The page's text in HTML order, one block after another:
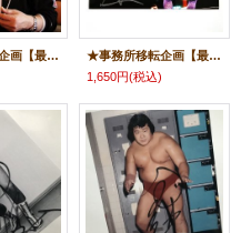
★事務所移転企画【最大50％OFF】!!★マイティ井上氏【手形入り・直筆サイン色紙】
★事務所移転企画【最大50％OFF】!!★マイティ井上氏【直筆サイン入り生写真】A
1,650円(税込)